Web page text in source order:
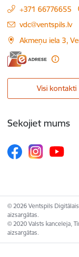
+371 66776655
E-pasts:
vdc@ventspils.lv
Akmeņu iela 3,
Visi kontakti
Sekojiet mums
© 2026 Ventspils
aizsargātas.
© 2020 Valsts kanceleja,
aizsargātas.